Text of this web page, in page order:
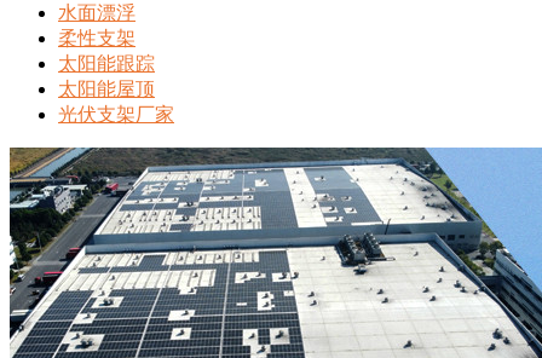
水面漂浮
柔性支架
太阳能跟踪
太阳能屋顶
光伏支架厂家